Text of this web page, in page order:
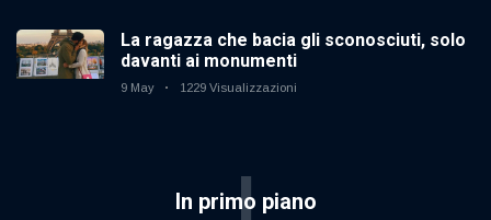
La ragazza che bacia gli sconosciuti, solo
davanti ai monumenti
9 May 1229 Visualizzazioni
In primo piano
I